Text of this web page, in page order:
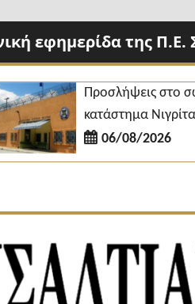
εφημερίδα της Π.Ε.
Προσλήψεις στο
κατάστημα Νιγρίτας
06/08/2026